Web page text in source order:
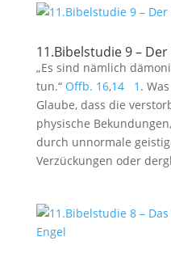
11.Bibelstudie 9 –
„Es sind nämlich
tun.“ Offb. 16,14 1 .
Glaube, dass die
physische
durch unnormale
Verzückungen oder